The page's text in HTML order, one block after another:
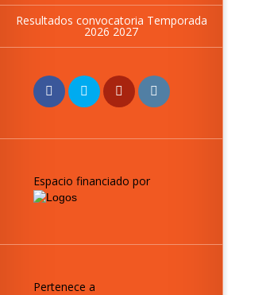
Resultados convocatoria Temporada
2026 2027
Espacio financiado por
Pertenece a